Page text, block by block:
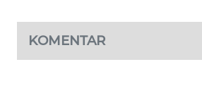
KOMENTAR
FISUELRI
ID